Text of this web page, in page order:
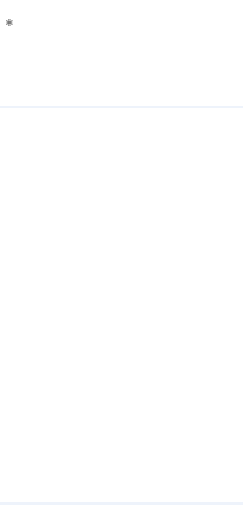
*